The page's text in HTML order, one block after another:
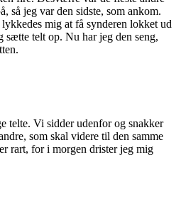
så jeg var den sidste, som ankom.
mig at få synderen lokket ud
sætte telt op. Nu har jeg den seng,
telte. Vi sidder udenfor og snakker
som skal videre til den samme
rart, for i morgen drister jeg mig